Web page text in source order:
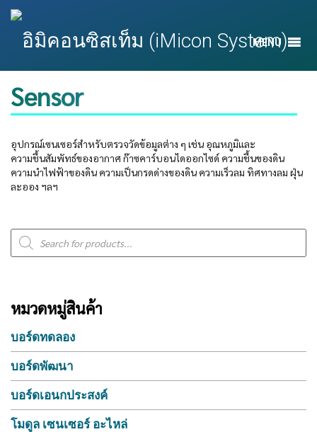
MENU
Sensor
อุปกรณ์เซนเซอร์สำหรับตรวจวัดข้อมูลต่าง ๆ เช่น อุณหภูมิและ
ความชื้นสัมพัทธ์ของอากาศ ก๊าซคาร์บอนไดออกไซด์ ความชื้นของดิน
ความนำไฟฟ้าของดิน ความเป็นกรดด่างของดิน ความเร็วลม ทิศทางลม ฝุ่น
ละออง ฯลฯ
search
หมวดหมู่สินค้า
บอร์ดทดลอง
บอร์ดพัฒนา
บอร์ดเอนกประสงค์
โมดูล เซนเซอร์ อะไหล่